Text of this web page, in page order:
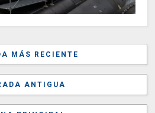
MÁS RECIENTE
ANTIGUA